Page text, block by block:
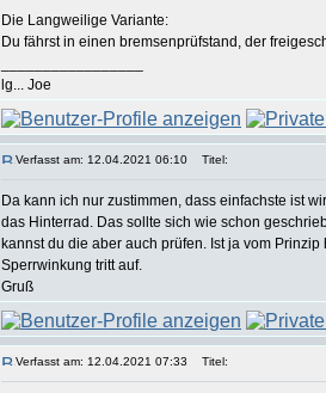
Die Langweilige Variante:
Du fährst in einen bremsenprüfstand, der
lg... Joe
Verfasst am: 12.04.2021 06:10 Titel:
Da kann ich nur zustimmen, dass einfachste ist
das Hinterrad. Das sollte sich wie schon
kannst du die aber auch prüfen. Ist ja vom
Sperrwinkung tritt auf.
Gruß
Verfasst am: 12.04.2021 07:33 Titel: